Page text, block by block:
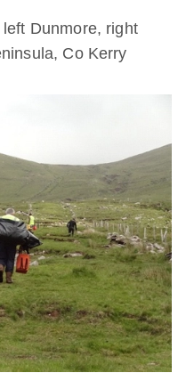
Dunmore, right
Co Kerry